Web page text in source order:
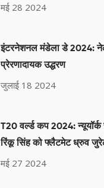
मई 28 2024
इंटरनेशनल मंडेला डे 2024:
प्रेरणादायक उद्धरण
जुलाई 18 2024
T20 वर्ल्ड कप 2024: न्यूयॉर्क
रिंकू सिंह को फ्लैटमेट ध्रुव
मई 27 2024